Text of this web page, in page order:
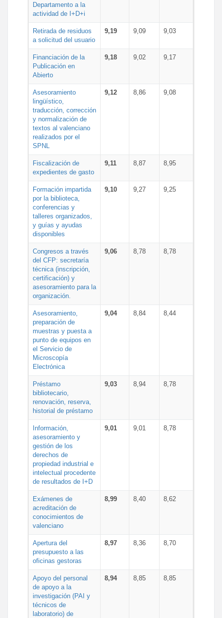
Departamento a la
actividad de I+D+i
Retirada de residuos
a solicitud del usuario
9,19 9,09 9,03
Financiación de la
Publicación en
Abierto
9,18 9,02 9,17
Asesoramiento
lingüístico,
traducción, corrección
y normalización de
textos al valenciano
realizados por el
SPNL
9,12 8,86 9,08
Fiscalización de
expedientes de gasto
9,11 8,87 8,95
Formación impartida
por la biblioteca,
conferencias y
talleres organizados,
y guías y ayudas
disponibles
9,10 9,27 9,25
Congresos a través
del CFP: secretaría
técnica (inscripción,
certificación) y
asesoramiento para la
organización.
9,06 8,78 8,78
Asesoramiento,
preparación de
muestras y puesta a
punto de equipos en
el Servicio de
Microscopía
Electrónica
9,04 8,84 8,44
Préstamo
bibliotecario,
renovación, reserva,
historial de préstamo
9,03 8,94 8,78
Información,
asesoramiento y
gestión de los
derechos de
propiedad industrial e
intelectual procedente
de resultados de I+D
9,01 9,01 8,78
Exámenes de
acreditación de
conocimientos de
valenciano
8,99 8,40 8,62
Apertura del
presupuesto a las
oficinas gestoras
8,97 8,36 8,70
Apoyo del personal
de apoyo a la
investigación (PAI y
técnicos de
laboratorio) de
8,94 8,85 8,85